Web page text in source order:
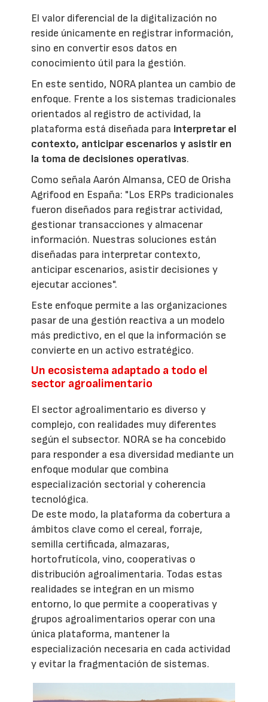
El valor diferencial de la digitalización no
reside únicamente en registrar información,
sino en convertir esos datos en
conocimiento útil para la gestión.
En este sentido, NORA plantea un cambio de
enfoque. Frente a los sistemas tradicionales
orientados al registro de actividad, la
plataforma está diseñada para interpretar el
contexto, anticipar escenarios y asistir en
la toma de decisiones operativas.
Como señala Aarón Almansa, CEO de Orisha
Agrifood en España: "Los ERPs tradicionales
fueron diseñados para registrar actividad,
gestionar transacciones y almacenar
información. Nuestras soluciones están
diseñadas para interpretar contexto,
anticipar escenarios, asistir decisiones y
ejecutar acciones".
Este enfoque permite a las organizaciones
pasar de una gestión reactiva a un modelo
más predictivo, en el que la información se
convierte en un activo estratégico.
Un ecosistema adaptado a todo el
sector agroalimentario
El sector agroalimentario es diverso y
complejo, con realidades muy diferentes
según el subsector. NORA se ha concebido
para responder a esa diversidad mediante un
enfoque modular que combina
especialización sectorial y coherencia
tecnológica.
De este modo, la plataforma da cobertura a
ámbitos clave como el cereal, forraje,
semilla certificada, almazaras,
hortofrutícola, vino, cooperativas o
distribución agroalimentaria. Todas estas
realidades se integran en un mismo
entorno, lo que permite a cooperativas y
grupos agroalimentarios operar con una
única plataforma, mantener la
especialización necesaria en cada actividad
y evitar la fragmentación de sistemas.